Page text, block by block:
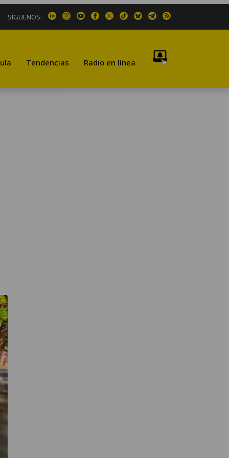
SÍGUENOS:
Tendencias Radio en línea